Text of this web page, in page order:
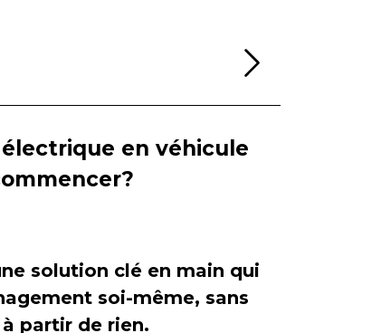
en véhicule
solution clé en main qui
soi-même, sans
partir de rien.